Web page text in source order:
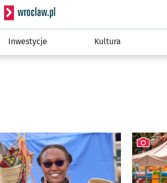
Serwis informacyjny wroclaw.pl
Inwestycje Kultura